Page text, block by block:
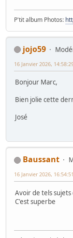
P'tit album Photos:
jojo59
16 Janvier 2026,
Bonjour Marc,
Bien jolie cette
José
Baussant
16 Janvier 2026, 16:54:51
Avoir de tels sujets
C'est superbe